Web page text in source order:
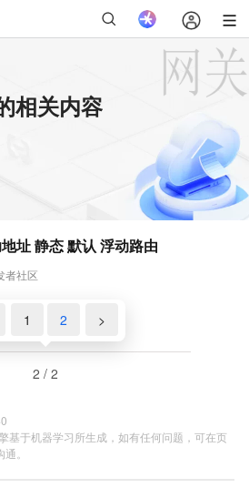
相关内容
者社区
址 静态 默认 浮动路由
1 2 >
2 / 2
基于机器学习所生成，如有任何问题，可在页
。